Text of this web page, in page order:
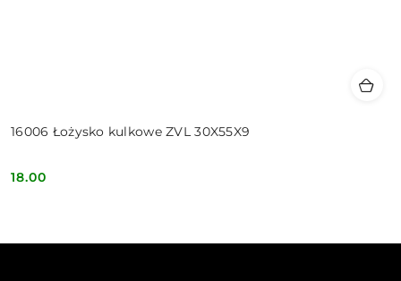
16006 Łożysko kulkowe ZVL 30X55X9
Cena:
18.00